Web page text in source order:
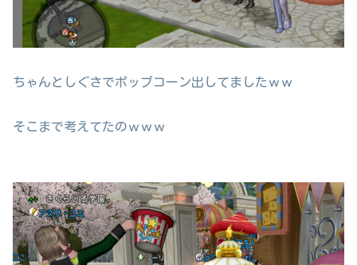
ちゃんとしぐさでポップコーン出してましたｗｗ
そこまで考えてたのｗｗｗ